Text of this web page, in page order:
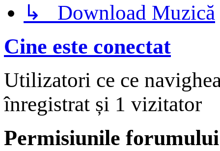
↳ Download Muzică
Cine este conectat
Utilizatori ce ce
înregistrat și 1 vizitator
Permisiunile forumului